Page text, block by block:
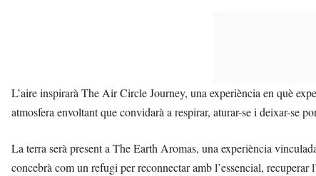
L’aire inspirarà The Air Circle Journey, una experiència en què
atmosfera envoltant que convidarà a respirar, aturar-se i deixar-se
La terra serà present a The Earth Aromas, una experiència
concebrà com un refugi per reconnectar amb l’essencial,